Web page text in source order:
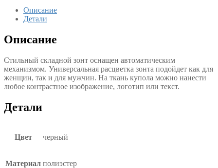
Описание
Детали
Описание
Стильный складной зонт оснащен автоматическим
механизмом. Универсальная расцветка зонта подойдет как для
женщин, так и для мужчин. На ткань купола можно нанести
любое контрастное изображение, логотип или текст.
Детали
Цвет черный
Материал полиэстер